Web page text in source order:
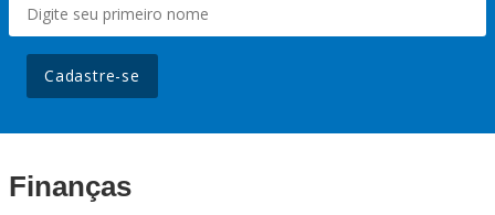
Cadastre-se
Finanças